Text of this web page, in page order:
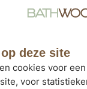
deze site
cookies voor
voor